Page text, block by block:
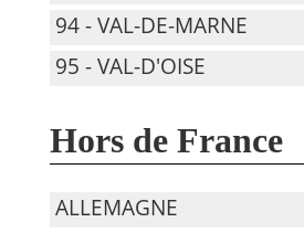
94 - VAL-DE-MARNE
95 - VAL-D'OISE
Hors de France
ALLEMAGNE